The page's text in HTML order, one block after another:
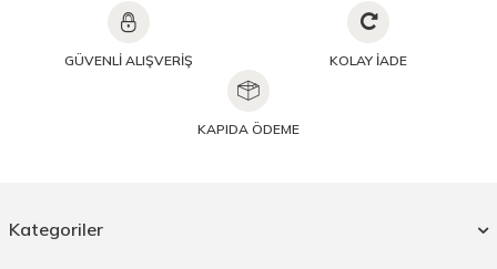
GÜVENLİ ALIŞVERİŞ KOLAY İADE
KAPIDA ÖDEME
Kategoriler